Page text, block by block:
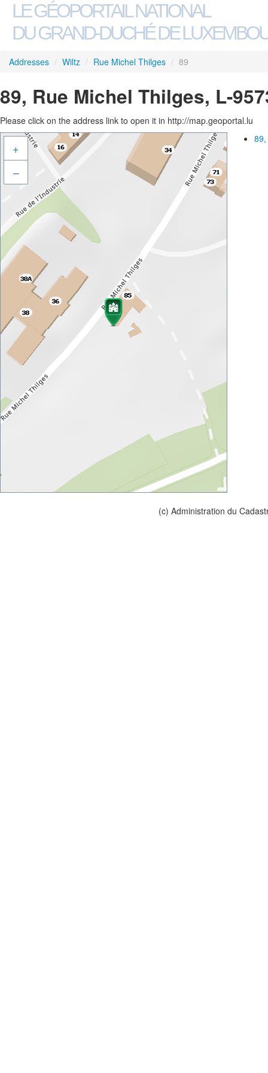
LE GÉOPORTAIL NATIONAL
DU GRAND-DUCHÉ DE
Addresses / Wiltz / Rue Michel Thilges / 89
89, Rue Michel Thilges, L-
Please click on the address link to open it in http://map.geoportal.lu
+
–
(c) Administration du